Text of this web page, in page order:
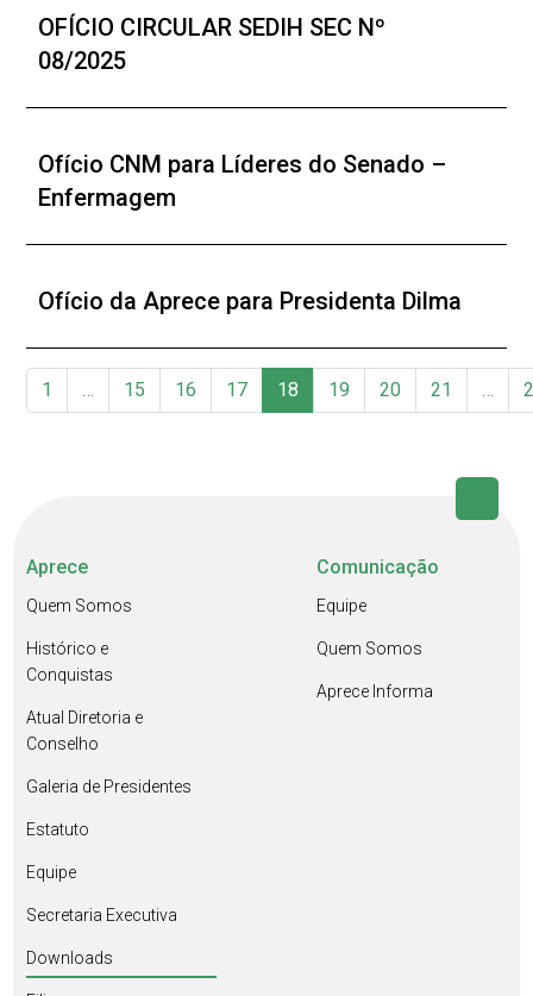
OFÍCIO CIRCULAR SEDIH SEC Nº
08/2025
Ofício CNM para Líderes do Senado –
Enfermagem
Ofício da Aprece para Presidenta Dilma
1 … 15 16 17 18 19 20 21 …
Aprece
Quem Somos
Histórico e
Conquistas
Atual Diretoria e
Conselho
Galeria de Presidentes
Estatuto
Equipe
Secretaria Executiva
Downloads
Comunicação
Equipe
Quem Somos
Aprece Informa